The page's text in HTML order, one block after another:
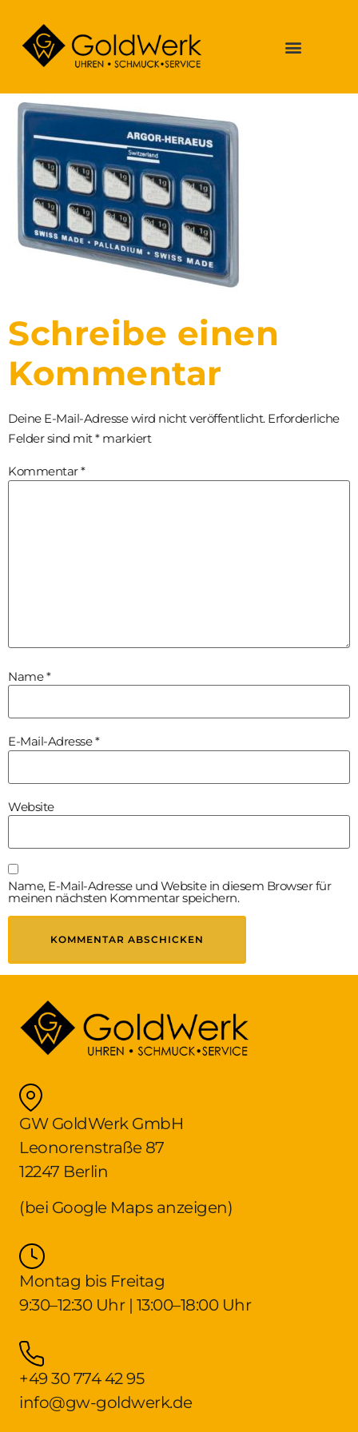
Schreibe einen
Kommentar
Deine E-Mail-Adresse wird nicht veröffentlicht. Erforderliche
Felder sind mit*markiert
Kommentar*
Name*
E-Mail-Adresse*
Website
Name, E-Mail-Adresse und Website in diesem Browser für
meinen nächsten Kommentar speichern.
GW GoldWerk GmbH
Leonorenstraße 87
12247 Berlin
(bei Google Maps anzeigen)
Montag bis Freitag
9:30–12:30 Uhr | 13:00–18:00 Uhr
+49 30 774 42 95
info@gw-goldwerk.de